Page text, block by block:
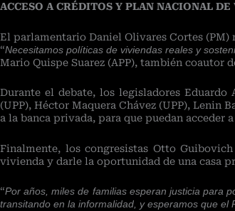
ACCESO A CRÉDITOS Y PLAN NACIONAL
El parlamentario Daniel Olivares Cortes (PM)
“Necesitamos políticas de viviendas reales y
Mario Quispe Suarez (APP), también coautor
Durante el debate, los legisladores Eduardo
(UPP), Héctor Maquera Chávez (UPP), Lenin
a la banca privada, para que puedan acceder
Finalmente, los congresistas Otto
vivienda y darle la oportunidad de una casa
“Por años, miles de familias esperan justicia para
transitando en la informalidad, y esperamos que el